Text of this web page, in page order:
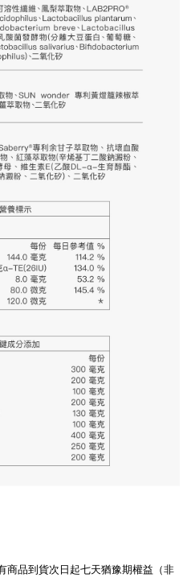
商品到貨次日起七天猶豫期權益（非